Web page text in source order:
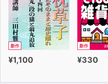
新作
¥1,100
新作
¥330